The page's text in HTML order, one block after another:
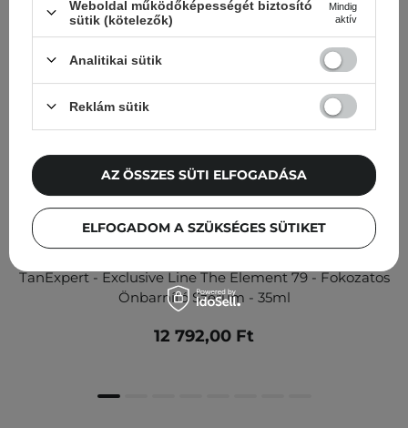
TanExpert - Exclusive Line The Element 79 - Fokozatos
Önbarnító Szérum - 35ml
12 792,00 Ft
Weboldal működőképességét biztosító
sütik (kötelezők)
Mindig
aktív
Analitikai sütik
Reklám sütik
ELFOGADOM A SZÜKSÉGES SÜTIKET
AZ ÖSSZES SÜTI ELFOGADÁSA